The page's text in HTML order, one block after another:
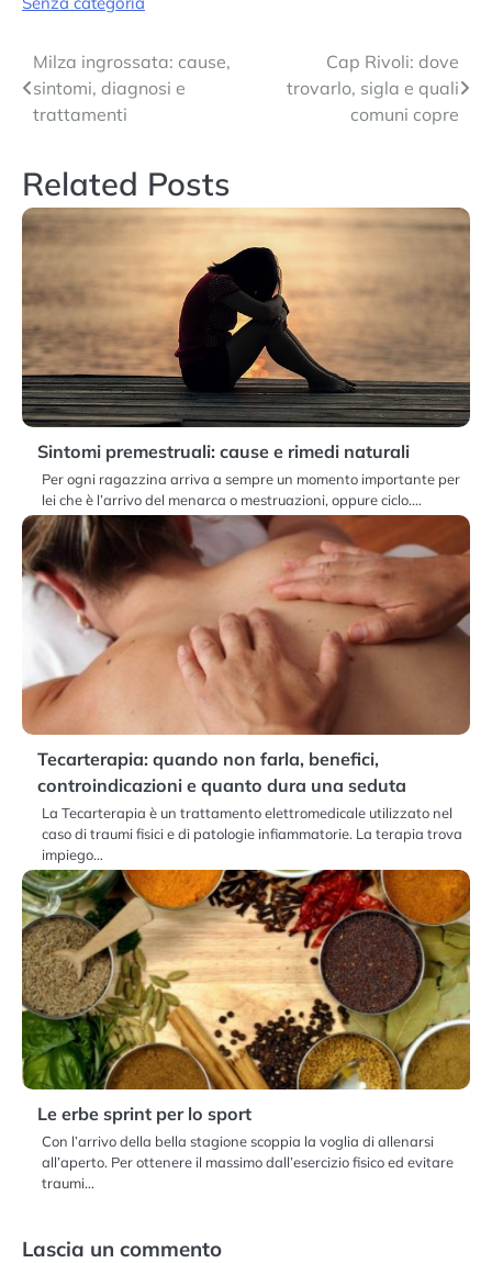
Navigazione
articoli
Milza ingrossata: cause,
sintomi, diagnosi e
trattamenti
Cap Rivoli: dove
trovarlo, sigla e quali
comuni copre
Related Posts
Sintomi premestruali: cause e rimedi naturali
Per ogni ragazzina arriva a sempre un momento importante per
lei che è l’arrivo del menarca o mestruazioni, oppure ciclo.…
Tecarterapia: quando non farla, benefici,
controindicazioni e quanto dura una seduta
La Tecarterapia è un trattamento elettromedicale utilizzato nel
caso di traumi fisici e di patologie infiammatorie. La terapia trova
impiego…
Le erbe sprint per lo sport
Con l’arrivo della bella stagione scoppia la voglia di allenarsi
all’aperto. Per ottenere il massimo dall’esercizio fisico ed evitare
traumi…
Lascia un commento